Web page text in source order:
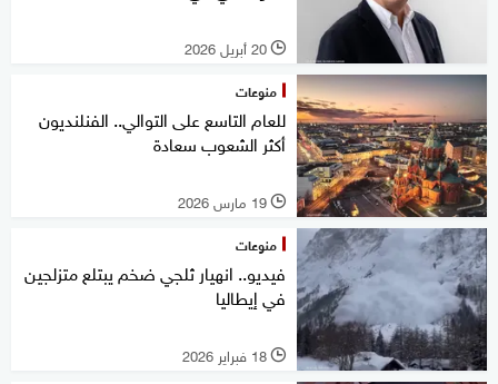
l 20 أبريل 2026
منوعات
للعام التاسع على التوالي.. الفنلنديون
أكثر الشعوب سعادة
l 19 مارس 2026
منوعات
فيديو.. انهيار ثلجي ضخم يبتلع متزلجين
في إيطاليا
l 18 فبراير 2026